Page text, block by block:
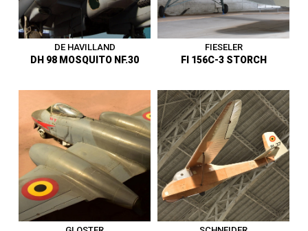
1919 - 1945 |Avion 1919 - 1945| Avion
DE HAVILLAND
DH 98 MOSQUITO NF.30
Avion de chasse de nuit -
Royaume-Uni - Premier vol en
novembre 1940 - Vit. Max. 655
km/h - Force Aérienne Belge
de 1947 à 1956 - Entre au
musée en 1957.
1919 - 1945 Avion
FIESELER
FI 156C-3 STORCH
Avion de liaison et
d’observation - Allemagne -
Premier vol en mai 1936 – Vit.
Max.175 km/h - Exemplaire
reconstitué - Entre au musée
en 1972.
1919 - 1945 |Avion